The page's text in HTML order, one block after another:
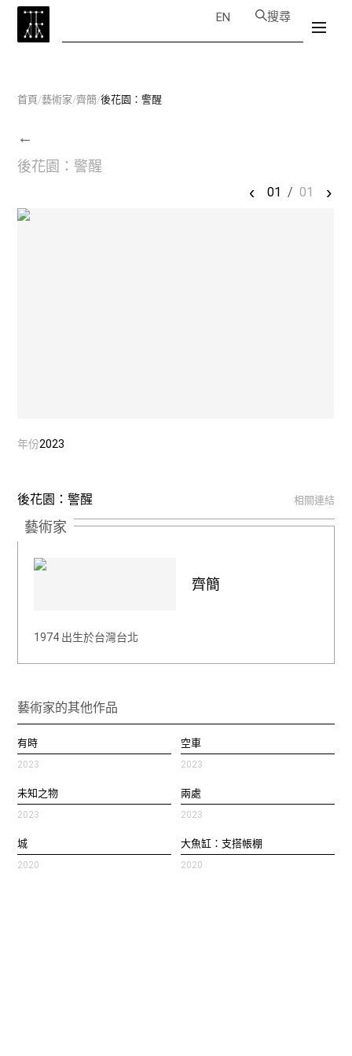
EN 搜尋
首頁/藝術家/齊簡/後花園：警醒
←
後花園：警醒
‹ 01 / 01 ›
年份2023
後花園：警醒 相關連結
藝術家
齊簡
1974 出生於台灣台北
藝術家的其他作品
有時
2023
空車
2023
未知之物
2023
兩處
2023
城
2020
大魚缸：支搭帳棚
2020